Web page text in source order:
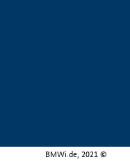
BMWi.de, 2021 ©